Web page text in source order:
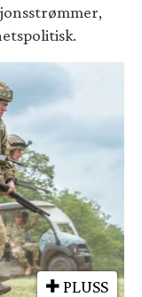
PLUSS